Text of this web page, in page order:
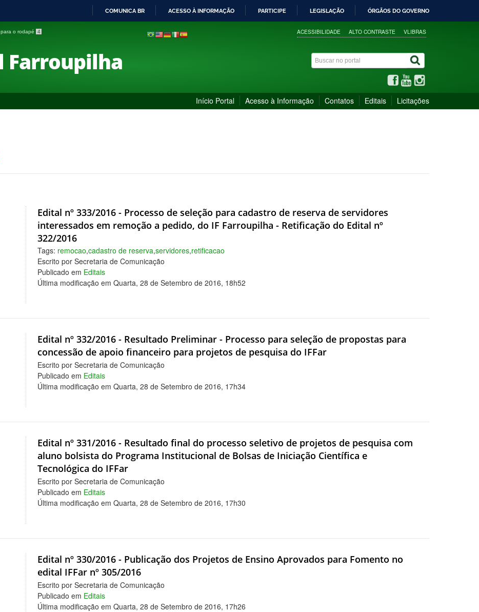
PARA
COMUNICA BR ACESSO À INFORMAÇÃO PARTICIPE LEGISLAÇÃO ÓRGÃOS DO GOVERNO
para o rodapé 4 ACESSIBILIDADE ALTO CONTRASTE VLIBRAS
Farroupilha
Início Portal Acesso à Informação Contatos Editais Licitações
Edital nº 333/2016 - Processo de seleção para cadastro de reserva de servidores
interessados em remoção a pedido, do IF Farroupilha - Retificação do Edital nº
322/2016
Tags: remocao,cadastro de reserva,servidores,retificacao
Escrito por Secretaria de Comunicação
Publicado em Editais
Última modificação em Quarta, 28 de Setembro de 2016, 18h52
Edital nº 332/2016 - Resultado Preliminar - Processo para seleção de propostas para
concessão de apoio financeiro para projetos de pesquisa do IFFar
Escrito por Secretaria de Comunicação
Publicado em Editais
Última modificação em Quarta, 28 de Setembro de 2016, 17h34
Edital nº 331/2016 - Resultado final do processo seletivo de projetos de pesquisa com
aluno bolsista do Programa Institucional de Bolsas de Iniciação Científica e
Tecnológica do IFFar
Escrito por Secretaria de Comunicação
Publicado em Editais
Última modificação em Quarta, 28 de Setembro de 2016, 17h30
Edital nº 330/2016 - Publicação dos Projetos de Ensino Aprovados para Fomento no
edital IFFar nº 305/2016
Escrito por Secretaria de Comunicação
Publicado em Editais
Última modificação em Quarta, 28 de Setembro de 2016, 17h26